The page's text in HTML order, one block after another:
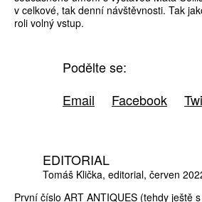
v celkové, tak denní návštěvnosti. Tak
roli volný vstup.
Podělte se:
Email
Facebook
EDITORIAL
Tomáš Klička editorial červen
První číslo ART ANTIQUES (tehdy ještě